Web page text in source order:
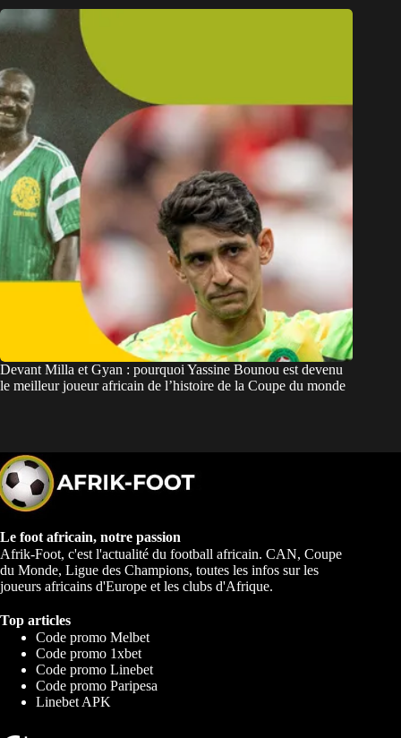
Devant Milla et Gyan : pourquoi Yassine Bounou est devenu
le meilleur joueur africain de l’histoire de la Coupe du monde
Le foot africain, notre passion
Afrik-Foot, c'est l'actualité du football africain. CAN, Coupe
du Monde, Ligue des Champions, toutes les infos sur les
joueurs africains d'Europe et les clubs d'Afrique.
Top articles
Code promo Melbet
Code promo 1xbet
Code promo Linebet
Code promo Paripesa
Linebet APK